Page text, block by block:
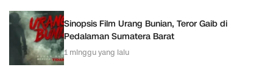
Sinopsis Film Urang Bunian, Teror Gaib di
Pedalaman Sumatera Barat
1 minggu yang lalu